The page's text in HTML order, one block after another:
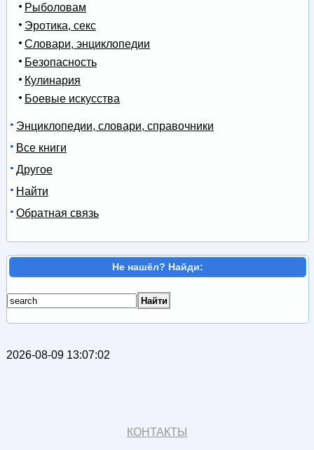
Рыболовам
Эротика, секс
Словари, энциклопедии
Безопасность
Кулинария
Боевые искусства
Энциклопедии, словари, справочники
Все книги
Другое
Найти
Обратная связь
Не нашёл? Найди:
2026-08-09 13:07:02
КОНТАКТЫ